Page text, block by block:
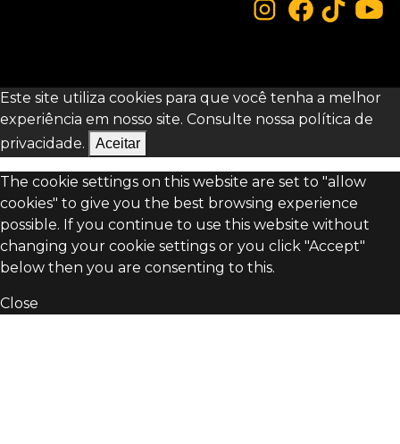
Este site utiliza cookies para que você tenha a melhor
experiência em nosso site. Consulte nossa política de
privacidade.
Aceitar
The cookie settings on this website are set to "allow
cookies" to give you the best browsing experience
possible. If you continue to use this website without
changing your cookie settings or you click "Accept"
below then you are consenting to this.
Close